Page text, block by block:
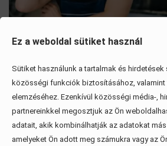
Ez a weboldal sütiket használ
Sütiket használunk a tartalmak és
közösségi funkciók biztosításához,
elemzéséhez. Ezenkívül közösségi média-,
partnereinkkel megosztjuk az Ön
adatait, akik kombinálhatják az adatokat
amelyeket Ön adott meg számukra vagy az
Mítoszok, amiktől mi is csak
Érdekel, elolvasom